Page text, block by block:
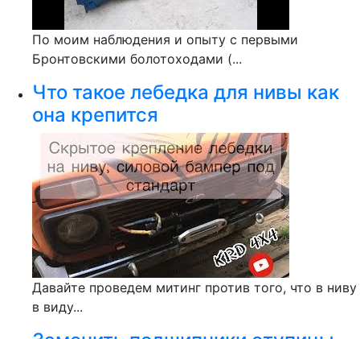
По моим наблюдения и опыту с первыми
Бронтовскими болотоходами (...
Что такое лебедка для нивы как
она крепится
Давайте проведем митинг против того, что в ниву
в виду...